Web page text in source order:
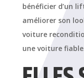
bénéficier d’un
améliorer son
voiture
une voiture